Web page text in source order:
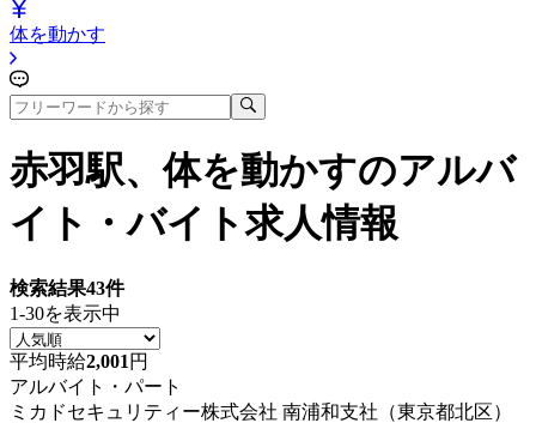
体を動かす
赤羽駅、体を動かすのアルバ
イト・バイト求人情報
検索結果43件
1-30を表示中
平均時給2,001 円
アルバイト・パート
ミカドセキュリティー株式会社 南浦和支社（東京都北区）